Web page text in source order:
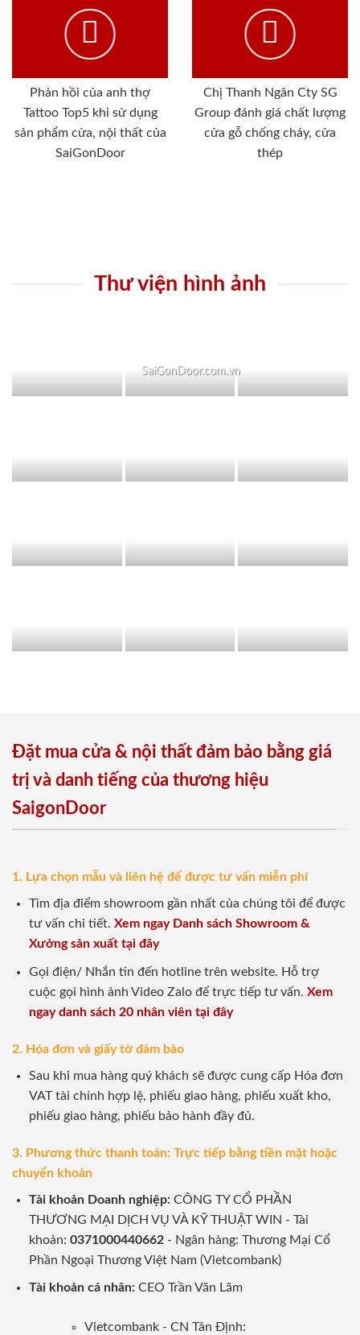
Phản hồi của anh thợ
Tattoo Top5 khi sử dụng
sản phẩm cửa, nội thất của
SaiGonDoor
Chị Thanh Ngân Cty SG
Group đánh giá chất lượng
cửa gỗ chống cháy, cửa
thép
Thư viện hình ảnh
SaiGonDoor.com.vn
Đặt mua cửa & nội thất đảm bảo bằng giá
trị và danh tiếng của thương hiệu
SaigonDoor
1. Lựa chọn mẫu và liên hệ để được tư vấn miễn phí
Tìm địa điểm showroom gần nhất của chúng tôi để được
tư vấn chi tiết. Xem ngay Danh sách Showroom &
Xưởng sản xuất tại đây
Gọi điện/ Nhắn tin đến hotline trên website. Hỗ trợ
cuộc gọi hình ảnh Video Zalo để trực tiếp tư vấn. Xem
ngay danh sách 20 nhân viên tại đây
2. Hóa đơn và giấy tờ đảm bảo
Sau khi mua hàng quý khách sẽ được cung cấp Hóa đơn
VAT tài chính hợp lệ, phiếu giao hàng, phiếu xuất kho,
phiếu giao hàng, phiếu bảo hành đầy đủ.
3. Phương thức thanh toán: Trực tiếp bằng tiền mặt hoặc
chuyển khoản
Tài khoản Doanh nghiệp:CÔNG TY CỔ PHẦN
THƯƠNG MẠI DỊCH VỤ VÀ KỸ THUẬT WIN - Tài
khoản: 0371000440662- Ngân hàng: Thương Mại Cổ
Phần Ngoại Thương Việt Nam (Vietcombank)
Tài khoản cá nhân: CEO Trần Văn Lãm
Vietcombank - CN Tân Định: